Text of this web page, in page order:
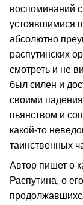
воспоминаний
устоявшимися
абсолютно
распутинских
смотреть и не
был силен и
своими
пьянством и
какой-то
таинственных
Автор пишет о
Распутина, о